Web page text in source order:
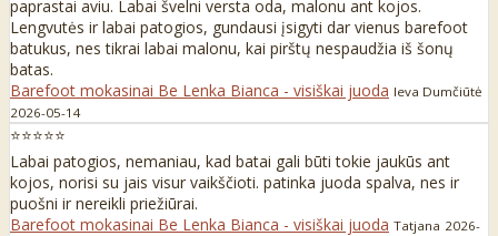
paprastai aviu. Labai švelni versta oda, malonu ant kojos.
Lengvutės ir labai patogios, gundausi įsigyti dar vienus barefoot
batukus, nes tikrai labai malonu, kai pirštų nespaudžia iš šonų
batas.
Barefoot mokasinai Be Lenka Bianca - visiškai juoda Ieva Dumčiūtė
2026-05-14
⭐⭐⭐⭐⭐
Labai patogios, nemaniau, kad batai gali būti tokie jaukūs ant
kojos, norisi su jais visur vaikščioti. patinka juoda spalva, nes ir
puošni ir nereikli priežiūrai.
Barefoot mokasinai Be Lenka Bianca - visiškai juoda Tatjana 2026-